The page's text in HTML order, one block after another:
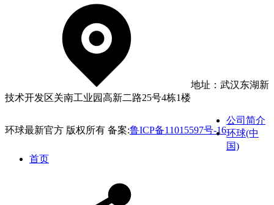
地址：武汉东湖新
技术开发区关南工业园高新二路25号4栋1楼
环球最新官方 版权所有 备案:鲁ICP备11015597号-16
公司简介
环球(中
国)
首页